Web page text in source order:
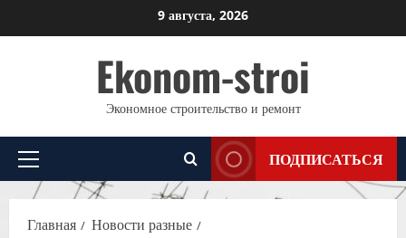
к
9 августа, 2026
Ekonom-stroi
Экономное строительство и ремонт
Основное
меню
ПОДПИСАТЬСЯ
Главная
Новости разные